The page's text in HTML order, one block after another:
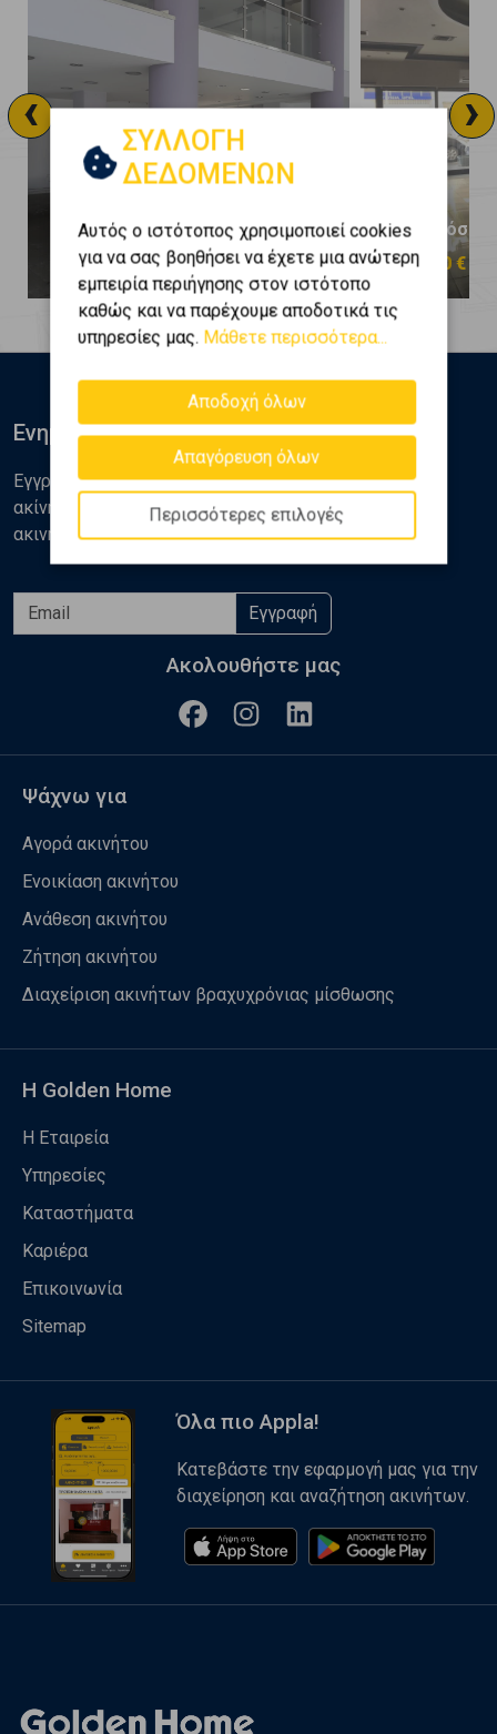
Νέος Κόσμος - Άγιος Ιωάννης
250.000 €
Νέος
250.000 €
‹ ›
ΣΥΛΛΟΓΗ
ΔΕΔΟΜΕΝΩΝ
Αυτός ο ιστότοπος χρησιμοποιεί cookies
για να σας βοηθήσει να έχετε μια ανώτερη
εμπειρία περιήγησης στον ιστότοπο
καθώς και να παρέχουμε αποδοτικά τις
υπηρεσίες μας. Μάθετε περισσότερα...
Αποδοχή όλων
Απαγόρευση όλων
Περισσότερες επιλογές
Ενημερωθείτε
Εγγραφείτε στο newsletter της Golden Home για νέα
ακίνητα, αναλύσεις και διάφορα θέματα της αγοράς
ακινήτων
Εγγραφή
Ακολουθήστε μας
Ψάχνω για
Αγορά ακινήτου
Ενοικίαση ακινήτου
Ανάθεση ακινήτου
Ζήτηση ακινήτου
Διαχείριση ακινήτων βραχυχρόνιας μίσθωσης
Η Golden Home
Η Εταιρεία
Υπηρεσίες
Καταστήματα
Καριέρα
Επικοινωνία
Sitemap
Όλα πιο Appla!
Κατεβάστε την εφαρμογή μας για την
διαχείρηση και αναζήτηση ακινήτων.